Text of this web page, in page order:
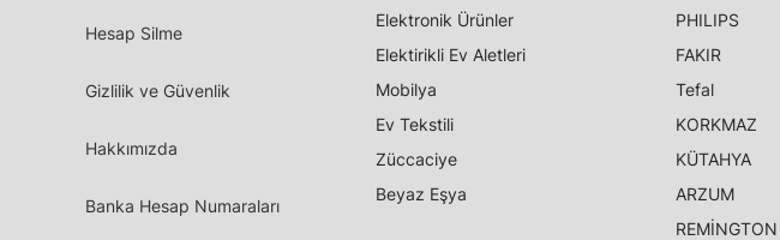
Hesap Silme
Gizlilik ve Güvenlik
Hakkımızda
Banka Hesap Numaraları
Elektronik Ürünler
Elektirikli Ev Aletleri
Mobilya
Ev Tekstili
Züccaciye
Beyaz Eşya
PHILIPS
FAKIR
Tefal
KORKMAZ
KÜTAHYA
ARZUM
REMİNGTON